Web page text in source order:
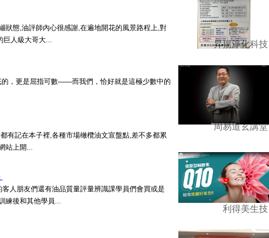
狀態,油評師內心很感謝,在遍地開花的風景路程上,對
人級大哥大...
，更是屈指可數——而我們，恰好就是這極少數中的
有記在本子裡,各種市場橄欖油文宣盤點,差不多都累
站上開...
人朋友們還有油品質量評量辨識課學員們會買或是
練後和其他學員...
昇揚淨化科技
周易道玄講堂
利得美生技